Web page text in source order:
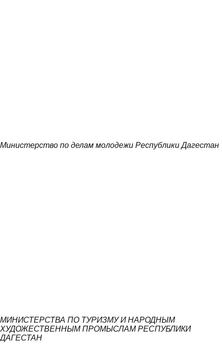
Министерство по делам молодежи Республики Дагестан
МИНИСТЕРСТВА ПО ТУРИЗМУ И НАРОДНЫМ
ХУДОЖЕСТВЕННЫМ ПРОМЫСЛАМ РЕСПУБЛИКИ
ДАГЕСТАН